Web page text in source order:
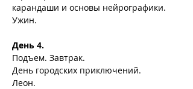
карандаши и основы нейрографики.
Ужин.
День 4.
Подъем. Завтрак.
День городских приключений.
Леон.